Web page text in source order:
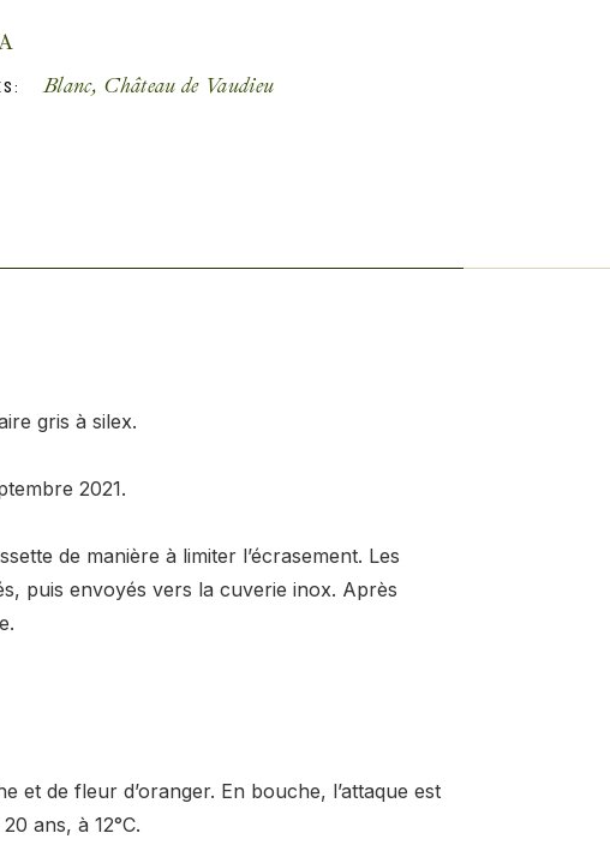
Blanc, Château de Vaudieu
gris à silex.
2021.
de manière à limiter l’écrasement. Les
puis envoyés vers la cuverie inox. Après
et de fleur d’oranger. En bouche, l’attaque est
ans, à 12°C.